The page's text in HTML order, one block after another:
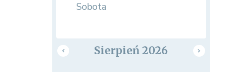
Sobota
Sierpień 2026